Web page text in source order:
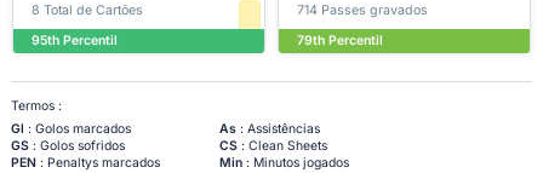
8 Total de Cartões
95th Percentil
714 Passes gravados
79th Percentil
Termos :
Gl : Golos marcados As: Assistências
GS: Golos sofridos CS: Clean Sheets
PEN : Penaltys marcados Min: Minutos jogados